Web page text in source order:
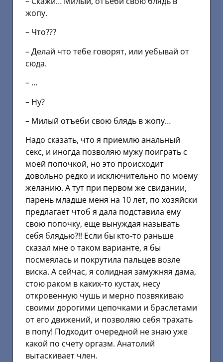
жопу.
– Что???
– Делай что тебе говорят, или уебывай от
сюда.
– …
– Ну?
– Милый отъеби свою блядь в жопу…
Надо сказать, что я приемлю анальный
секс, и иногда позволяю мужу поиграть с
моей попочкой, но это происходит
довольно редко и исключительно по моему
желанию. А тут при первом же свидании,
парень младше меня на 10 лет, по хозяйски
предлагает чтоб я дала подставила ему
свою попочку, еще вынуждая называть
себя блядью?!! Если бы кто-то раньше
сказал мне о таком варианте, я бы
посмеялась и покрутила пальцев возле
виска. А сейчас, я солидная замужняя дама,
стою раком в каких-то кустах, несу
откровенную чушь и мерно позвякиваю
своими дорогими цепочками и браслетами
от его движений, и позволяю себя трахать
в попу! Подходит очередной не знаю уже
какой по счету оргазм. Анатолий
вытаскивает член.